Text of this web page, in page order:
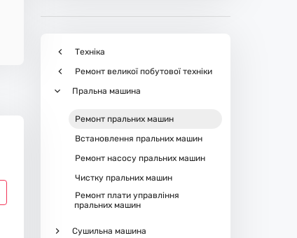
Техніка
Ремонт великої побутової техніки
Пральна машина
Ремонт пральних машин
Встановлення пральних машин
Ремонт насосу пральних машин
Чистку пральних машин
Ремонт плати управління
пральних машин
Сушильна машина